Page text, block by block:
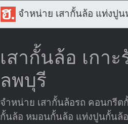
จำหน่าย เสากั้นล้อ แท่งปูน
เสากั้นล้อ เกา
ลพบุรี
จำหน่าย เสากั้นล้อรถ คอนกรี
กั้นล้อ หมอนกั้นล้อ แท่งปูนกั้นล้